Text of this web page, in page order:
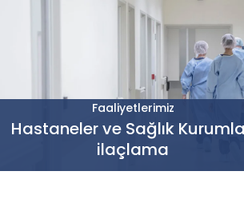
Faaliyetlerimiz
Hastaneler ve Sağlık
ilaçlama